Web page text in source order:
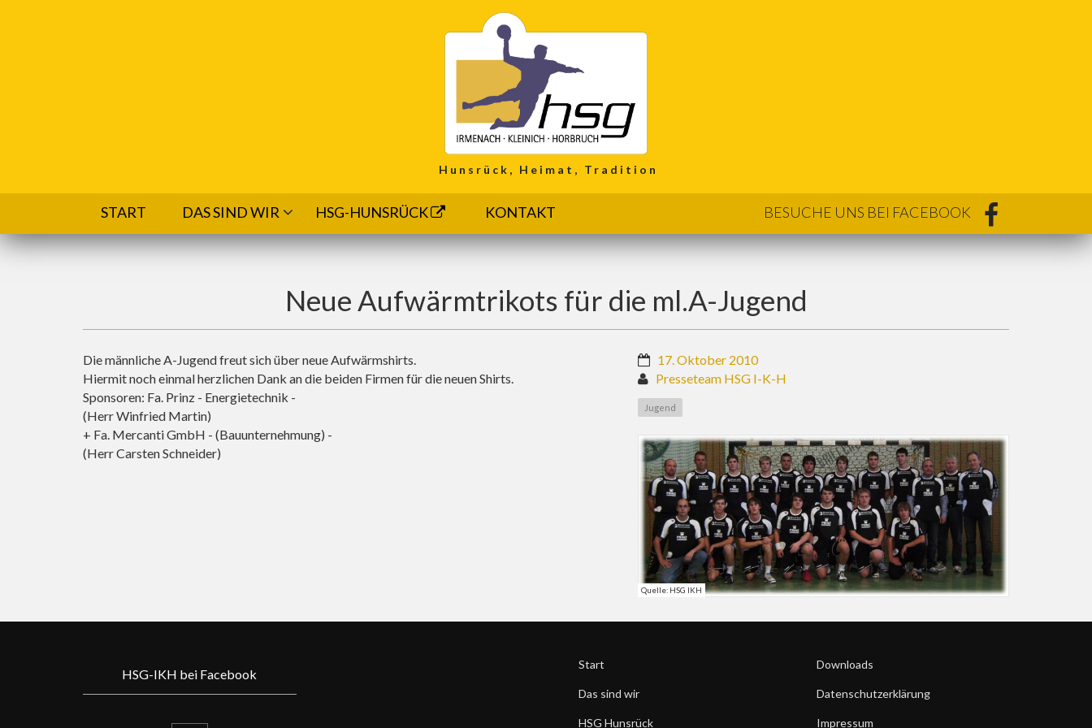
Hunsrück, Heimat, Tradition
START DAS SIND WIR HSG-HUNSRÜCK KONTAKT BESUCHE UNS BEI FACEBOOK
Neue Aufwärmtrikots für die ml.A-Jugend
Die männliche A-Jugend freut sich über neue Aufwärmshirts.
Hiermit noch einmal herzlichen Dank an die beiden Firmen für die neuen Shirts.
Sponsoren: Fa. Prinz - Energietechnik -
(Herr Winfried Martin)
+ Fa. Mercanti GmbH - (Bauunternehmung) -
(Herr Carsten Schneider)
17. Oktober 2010
Presseteam HSG I-K-H
Jugend
Quelle: HSG IKH
HSG-IKH bei Facebook
Start
Das sind wir
HSG Hunsrück
Downloads
Datenschutzerklärung
Impressum